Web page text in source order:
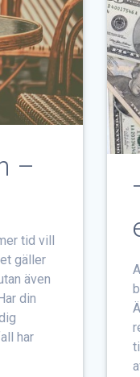
–
tid vill
gäller
även
din
har